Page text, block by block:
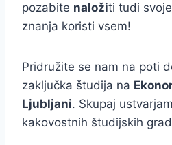
pozabite naložiti tudi
znanja koristi vsem!
Pridružite se nam na poti
zaključka študija na
Ljubljani. Skupaj
kakovostnih študijskih